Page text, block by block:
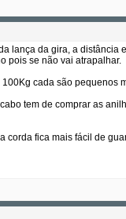
lança da gira, a
pois se não vai atrapalhar.
cada são pequenos
tem de comprar as
corda fica mais fácil de